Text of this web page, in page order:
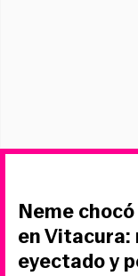
Neme
en
eyectado y